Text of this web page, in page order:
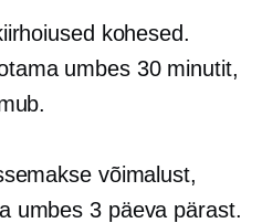
kohesed.
umbes 30 minutit,
võimalust,
umbes 3 päeva pärast.